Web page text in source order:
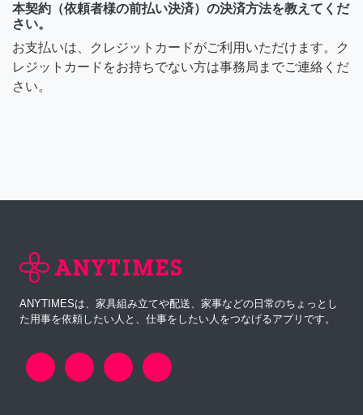
本契約（依頼者様の前払い決済）の決済方法を教えてくだ
さい。
お支払いは、クレジットカードがご利用いただけます。ク
レジットカードをお持ちでない方は事務局までご連絡くだ
さい。
ANYTIMESは、家具組み立てや配送、家事などの日常のちょっとし
た用事を依頼したい人と、仕事をしたい人をつなげるアプリです。